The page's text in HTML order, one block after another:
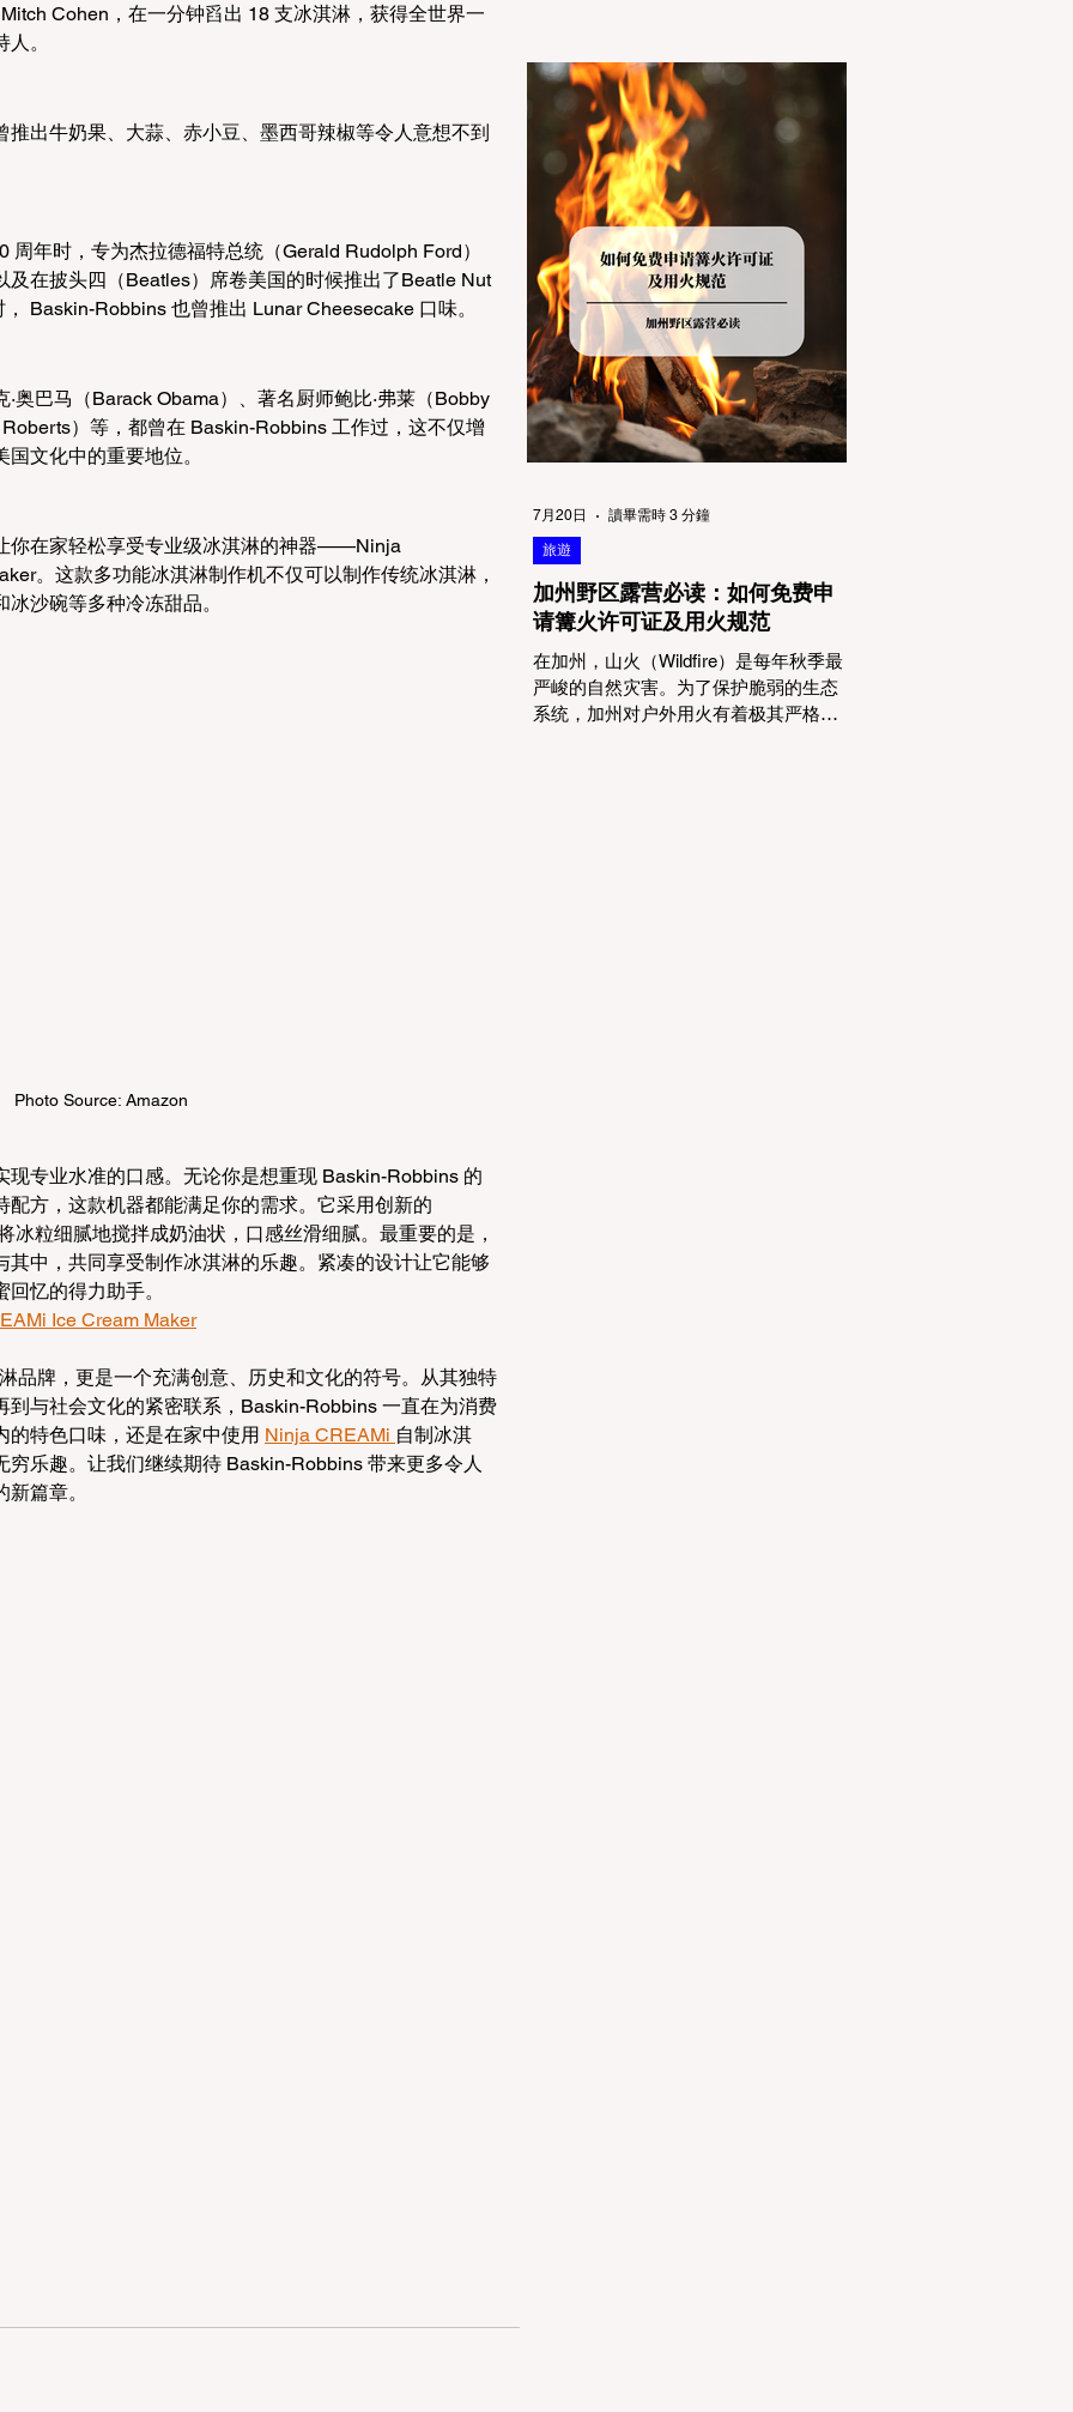
Cohen，在一分钟舀出 18 支冰淇淋，获得全世界一
。
出牛奶果、大蒜、赤小豆、墨西哥辣椒等令人意想不到
年时，专为杰拉德福特总统（Gerald Rudolph Ford）
及在披头四（Beatles）席卷美国的时候推出了Beatle Nut
Baskin-Robbins 也曾推出 Lunar Cheesecake 口味。
奥巴马（Barack Obama）、著名厨师鲍比·弗莱（Bobby
）等，都曾在 Baskin-Robbins 工作过，这不仅增
文化中的重要地位。
你在家轻松享受专业级冰淇淋的神器——Ninja
。这款多功能冰淇淋制作机不仅可以制作传统冰淇淋，
沙碗等多种冷冻甜品。
Photo Source: Amazon
专业水准的口感。无论你是想重现 Baskin-Robbins 的
方，这款机器都能满足你的需求。它采用创新的
冰粒细腻地搅拌成奶油状，口感丝滑细腻。最重要的是，
中，共同享受制作冰淇淋的乐趣。紧凑的设计让它能够
忆的得力助手。
Ice Cream Maker
品牌，更是一个充满创意、历史和文化的符号。从其独特
到与社会文化的紧密联系，Baskin-Robbins 一直在为消费
的特色口味，还是在家中使用 Ninja CREAMi 自制冰淇
乐趣。让我们继续期待 Baskin-Robbins 带来更多令人
篇章。
到了步道口才绝望地看到一块大大的
"No Dogs on Trail"（步道严禁犬只） 的
指示牌，这无疑会彻底毁掉整个周末。
为了避免“带狗碰壁”，您必须在出发前清
楚地了解不同公共土地系统对宠物政
策，掌握实用的路线筛选工具，并警惕
加州特有的野外环境隐患。 一、 破除宠
物政策管辖权迷雾：狗狗到底能去哪
里？ 加州的户外区域由不同的政府机构
管理，其核心保护目标决定了宠物政策
的严格程度。我们可以将其视为一条“从
严到宽”的鄙视链： 1. 极其严格：国家公
园 (National Parks) & 州立公园 (State
Parks) 政策基调： 优先保护原始生态与
野生动物。 实际规定： 在优胜美地、红
草甸
加州野区露营必读：如何免费申
请篝火许可证及用火规范
在加州，山火（Wildfire）是每年秋季最
严峻的自然灾害。为了保护脆弱的生态
系统，加州对户外用火有着极其严格的
旅遊
7月20日 讀畢需時 3 分鐘